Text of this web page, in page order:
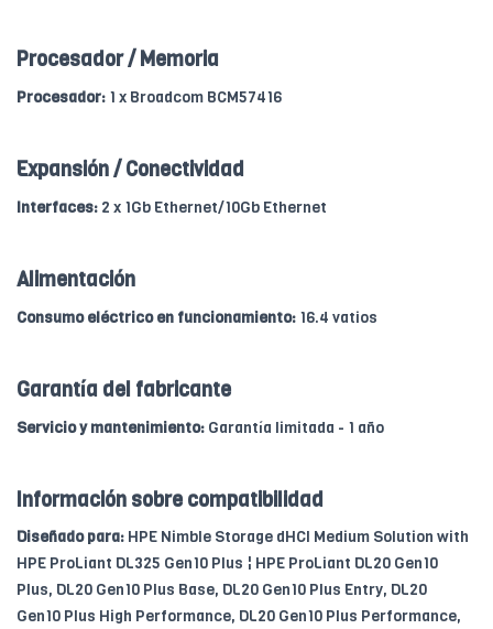
Procesador / Memoria
Procesador: 1 x Broadcom BCM57416
Expansión / Conectividad
Interfaces: 2 x 1Gb Ethernet/10Gb Ethernet
Alimentación
Consumo eléctrico en funcionamiento: 16.4 vatios
Garantía del fabricante
Servicio y mantenimiento: Garantía limitada - 1 año
Información sobre compatibilidad
Diseñado para: HPE Nimble Storage dHCI Medium Solution with
HPE ProLiant DL325 Gen10 Plus ¦ HPE ProLiant DL20 Gen10
Plus, DL20 Gen10 Plus Base, DL20 Gen10 Plus Entry, DL20
Gen10 Plus High Performance, DL20 Gen10 Plus Performance,